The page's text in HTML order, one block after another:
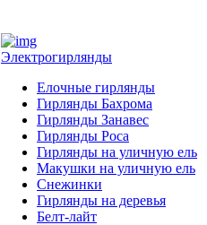
Электрогирлянды
Елочные гирлянды
Гирлянды Бахрома
Гирлянды Занавес
Гирлянды Роса
Гирлянды на уличную ель
Макушки на уличную ель
Снежинки
Гирлянды на деревья
Белт-лайт